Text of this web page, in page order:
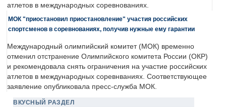
атлетов в международных соревнованиях.
МОК "приостановил приостановление" участия российских
спортсменов в соревнованиях, получив нужные ему гарантии
Международный олимпийский комитет (МОК) временно
отменил отстранение Олимпийского комитета России (ОКР)
и рекомендовала снять ограничения на участие российских
атлетов в международных соревнваниях. Соответствующее
заявление опубликовала пресс-служба МОК.
ВКУСНЫЙ РАЗДЕЛ